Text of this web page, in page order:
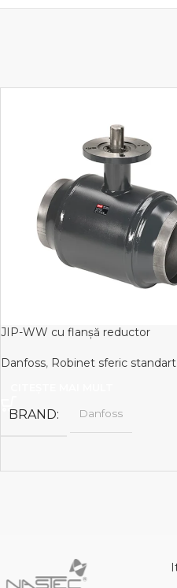
JIP-WW cu flanşă reductor
Danfoss, Robinet sferic standart
BRAND Danfoss